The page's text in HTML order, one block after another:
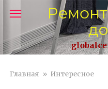
контенту
Главная » Интересное